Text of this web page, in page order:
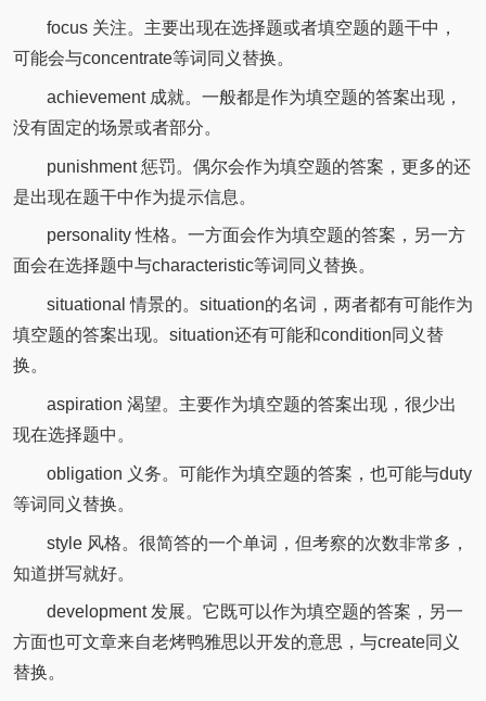
focus 关注。主要出现在选择题或者填空题的题干中，
可能会与concentrate等词同义替换。
achievement 成就。一般都是作为填空题的答案出现，
没有固定的场景或者部分。
punishment 惩罚。偶尔会作为填空题的答案，更多的还
是出现在题干中作为提示信息。
personality 性格。一方面会作为填空题的答案，另一方
面会在选择题中与characteristic等词同义替换。
situational 情景的。situation的名词，两者都有可能作为
填空题的答案出现。situation还有可能和condition同义替
换。
aspiration 渴望。主要作为填空题的答案出现，很少出
现在选择题中。
obligation 义务。可能作为填空题的答案，也可能与duty
等词同义替换。
style 风格。很简答的一个单词，但考察的次数非常多，
知道拼写就好。
development 发展。它既可以作为填空题的答案，另一
方面也可文章来自老烤鸭雅思以开发的意思，与create同义
替换。